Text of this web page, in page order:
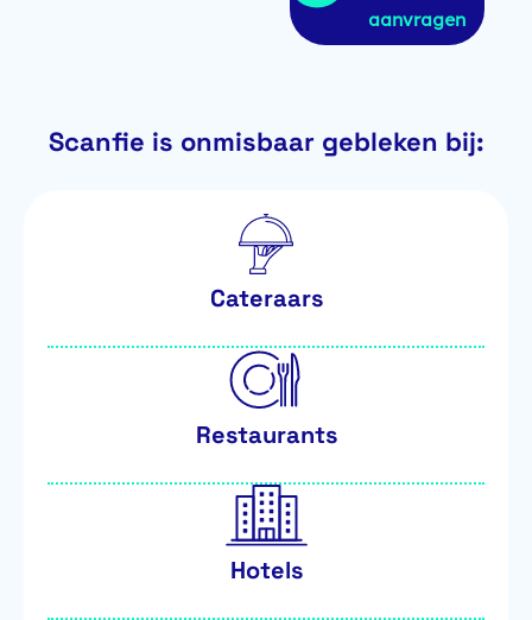
aanvragen
Scanfie is onmisbaar gebleken bij:
Cateraars
Restaurants
Hotels